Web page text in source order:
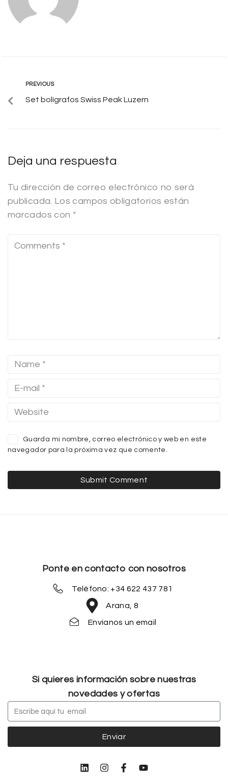
PREVIOUS
Set bolígrafos Swiss Peak Luzern
Deja una respuesta
Tu dirección de correo electrónico no será
publicada. Los campos obligatorios están
marcados con *
Guarda mi nombre, correo electrónico y web en este
navegador para la próxima vez que comente.
Ponte en contacto con nosotros
Teléfono: +34 622 437 781
Arana, 8
Envíanos un email
Si quieres información sobre nuestras
novedades y ofertas
Enviar